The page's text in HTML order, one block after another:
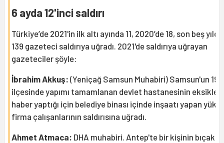
6 ayda 12'inci saldırı
Türkiye’de 2021'in ilk altı ayında 11, 2020’de 18, son beş
139 gazeteci saldırıya uğradı. 2021'de saldırıya uğrayan
gazeteciler şöyle:
İbrahim Akkuş: (Yeniçağ Samsun Muhabiri) Samsun'un 19
ilçesinde yapımı tamamlanan devlet hastanesinin
haber yaptığı için belediye binası içinde inşaatı yapan
firma çalışanlarının saldırısına uğradı.
Ahmet Atmaca: DHA muhabiri. Antep'te bir kişinin